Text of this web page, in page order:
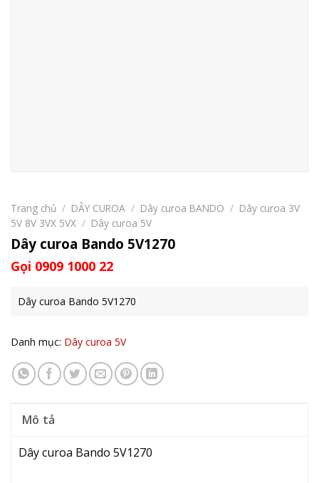
Trang chủ / DÂY CUROA / Dây curoa BANDO / Dây curoa 3V
5V 8V 3VX 5VX / Dây curoa 5V
Dây curoa Bando 5V1270
Gọi 0909 1000 22
Dây curoa Bando 5V1270
Danh mục: Dây curoa 5V
Mô tả
Dây curoa Bando 5V1270